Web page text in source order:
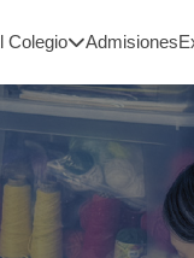
Colegio Admisiones